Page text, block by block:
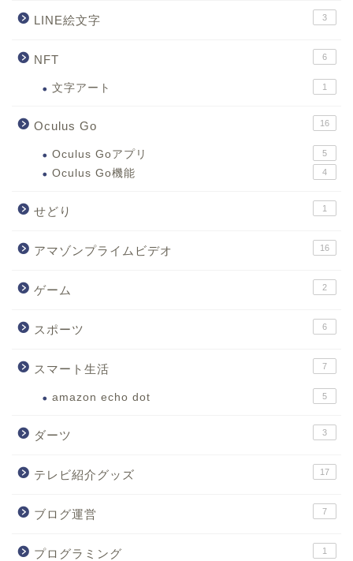
LINE絵文字 3
NFT 6
文字アート 1
Oculus Go 16
Oculus Goアプリ 5
Oculus Go機能 4
せどり 1
アマゾンプライムビデオ 16
ゲーム 2
スポーツ 6
スマート生活 7
amazon echo dot 5
ダーツ 3
テレビ紹介グッズ 17
ブログ運営 7
プログラミング 1